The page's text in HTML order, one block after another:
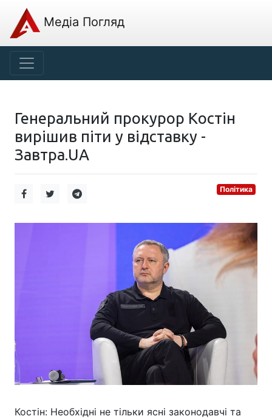
Медіа Погляд
Генеральний прокурор Костін
вирішив піти у відставку -
Завтра.UA
Політика
Костін: Необхідні не тільки ясні законодавчі та